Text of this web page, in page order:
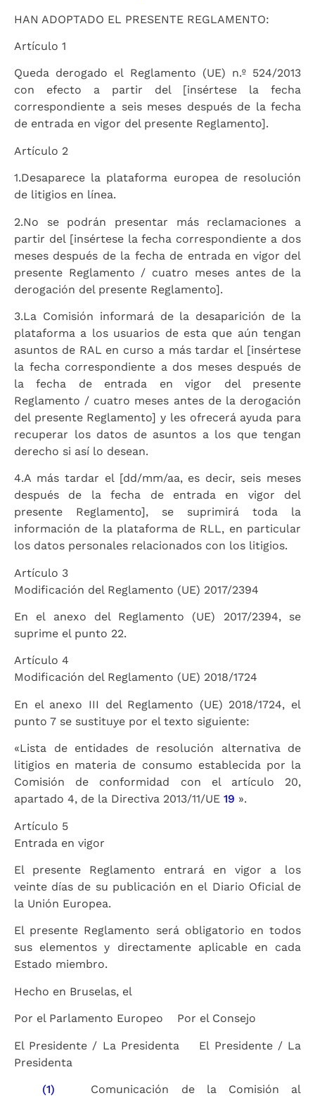
HAN ADOPTADO EL PRESENTE REGLAMENTO:
Artículo 1
Queda derogado el Reglamento (UE) n.º 524/2013
con efecto a partir del [insértese la fecha
correspondiente a seis meses después de la fecha
de entrada en vigor del presente Reglamento].
Artículo 2
1.Desaparece la plataforma europea de resolución
de litigios en línea.
2.No se podrán presentar más reclamaciones a
partir del [insértese la fecha correspondiente a dos
meses después de la fecha de entrada en vigor del
presente Reglamento / cuatro meses antes de la
derogación del presente Reglamento].
3.La Comisión informará de la desaparición de la
plataforma a los usuarios de esta que aún tengan
asuntos de RAL en curso a más tardar el [insértese
la fecha correspondiente a dos meses después de
la fecha de entrada en vigor del presente
Reglamento / cuatro meses antes de la derogación
del presente Reglamento] y les ofrecerá ayuda para
recuperar los datos de asuntos a los que tengan
derecho si así lo desean.
4.A más tardar el [dd/mm/aa, es decir, seis meses
después de la fecha de entrada en vigor del
presente Reglamento], se suprimirá toda la
información de la plataforma de RLL, en particular
los datos personales relacionados con los litigios.
Artículo 3
Modificación del Reglamento (UE) 2017/2394
En el anexo del Reglamento (UE) 2017/2394, se
suprime el punto 22.
Artículo 4
Modificación del Reglamento (UE) 2018/1724
En el anexo III del Reglamento (UE) 2018/1724, el
punto 7 se sustituye por el texto siguiente:
«Lista de entidades de resolución alternativa de
litigios en materia de consumo establecida por la
Comisión de conformidad con el artículo 20,
apartado 4, de la Directiva 2013/11/UE 19 ».
Artículo 5
Entrada en vigor
El presente Reglamento entrará en vigor a los
veinte días de su publicación en el Diario Oficial de
la Unión Europea.
El presente Reglamento será obligatorio en todos
sus elementos y directamente aplicable en cada
Estado miembro.
Hecho en Bruselas, el
Por el Parlamento Europeo Por el Consejo
El Presidente / La Presidenta
El Presidente / La
Presidenta
(1)
Comunicación de la Comisión al